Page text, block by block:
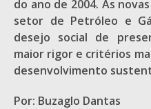
do ano de 2004. As
setor de Petróleo e
desejo social de
maior rigor e critérios
desenvolvimento
Por: Buzaglo Dantas